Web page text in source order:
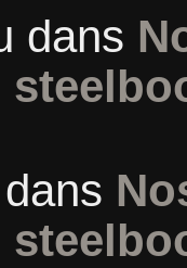
dans
dans